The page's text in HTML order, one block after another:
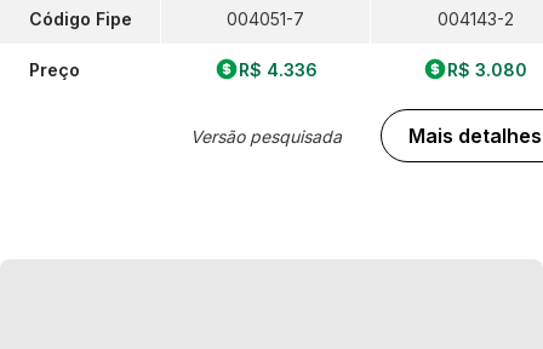
Código Fipe
Preço
004051-7
R$ 4.336
Versão pesquisada
004143-2
R$ 3.080
Mais detalhes